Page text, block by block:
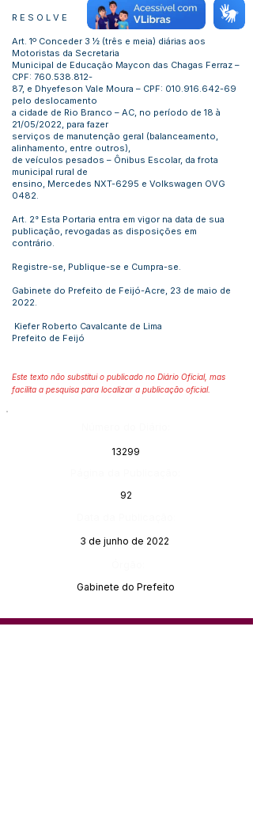
R E S O L V E
Art. 1º Conceder 3 ½ (três e meia) diárias aos
Motoristas da Secretaria
Municipal de Educação Maycon das Chagas Ferraz –
CPF: 760.538.812-
87, e Dhyefeson Vale Moura – CPF: 010.916.642-69
pelo deslocamento
a cidade de Rio Branco – AC, no período de 18 à
21/05/2022, para fazer
serviços de manutenção geral (balanceamento,
alinhamento, entre outros),
de veículos pesados – Ônibus Escolar, da frota
municipal rural de
ensino, Mercedes NXT-6295 e Volkswagen OVG
0482.
Art. 2° Esta Portaria entra em vigor na data de sua
publicação, revogadas as disposições em
contrário.
Registre-se, Publique-se e Cumpra-se.
Gabinete do Prefeito de Feijó-Acre, 23 de maio de
2022.
Kiefer Roberto Cavalcante de Lima
Prefeito de Feijó
Este texto não substitui o publicado no Diário Oficial, mas
facilita a pesquisa para localizar a publicação oficial.
13299
92
3 de junho de 2022
Gabinete do Prefeito